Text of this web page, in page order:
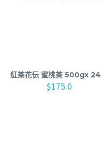
紅茶花伝 蜜桃茶 500gx
$175.0